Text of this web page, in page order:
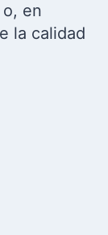
en
la calidad